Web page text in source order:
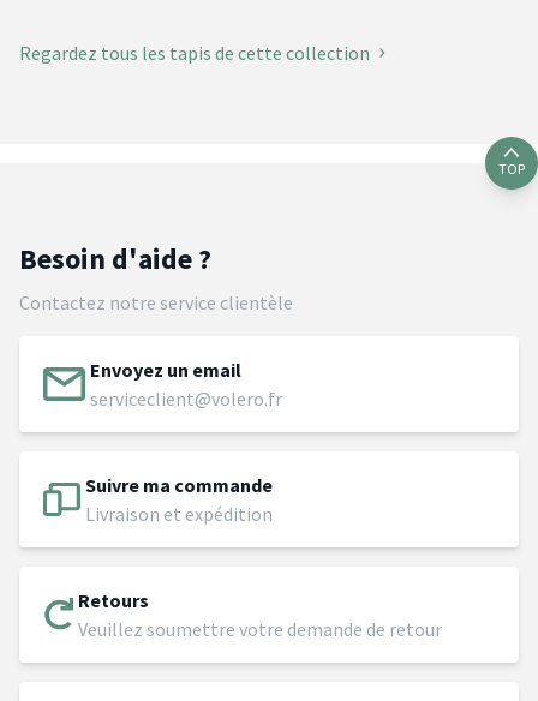
Regardez tous les tapis de cette collection
TOP
Besoin d'aide ?
Contactez notre service clientèle
Envoyez un email
serviceclient@volero.fr
Suivre ma commande
Livraison et expédition
Retours
Veuillez soumettre votre demande de retour